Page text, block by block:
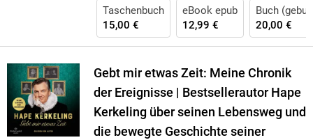
Taschenbuch
15,00 €
eBook epub
12,99 €
Buch
20,00 €
Gebt mir etwas Zeit: Meine Chronik
der Ereignisse | Bestsellerautor Hape
Kerkeling über seinen Lebensweg und
die bewegte Geschichte seiner